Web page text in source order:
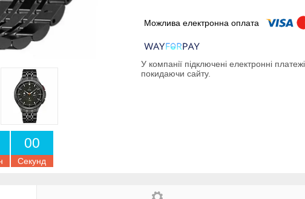
00
Секунд
У компанії підключені електронні
покидаючи сайту.